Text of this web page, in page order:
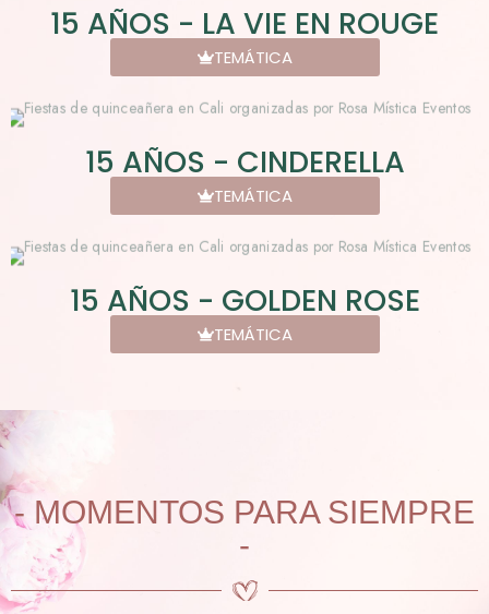
15 AÑOS - LA VIE EN ROUGE
TEMÁTICA
15 AÑOS - CINDERELLA
TEMÁTICA
15 AÑOS - GOLDEN ROSE
TEMÁTICA
- MOMENTOS PARA SIEMPRE
-